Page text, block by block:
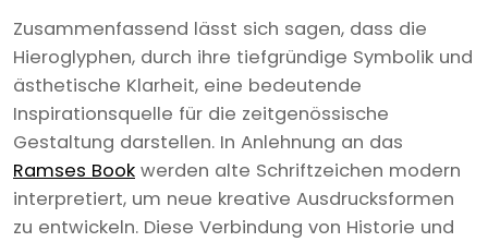
Zusammenfassend lässt sich sagen, dass die
Hieroglyphen, durch ihre tiefgründige Symbolik und
ästhetische Klarheit, eine bedeutende
Inspirationsquelle für die zeitgenössische
Gestaltung darstellen. In Anlehnung an das
Ramses Book werden alte Schriftzeichen modern
interpretiert, um neue kreative Ausdrucksformen
zu entwickeln. Diese Verbindung von Historie und